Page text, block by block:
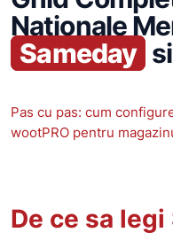
Nationale
Sameday
Pas cu pas: cum
wootPRO pentru
De ce sa legi